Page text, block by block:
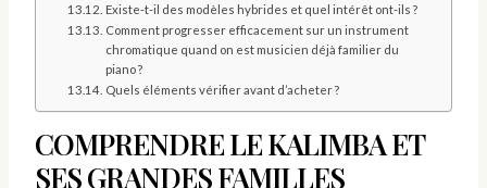
Existe-t-il des modèles hybrides et quel intérêt ont-ils ?
Comment progresser efficacement sur un instrument
chromatique quand on est musicien déjà familier du
piano ?
Quels éléments vérifier avant d’acheter ?
COMPRENDRE LE KALIMBA ET
SES GRANDES FAMILLES